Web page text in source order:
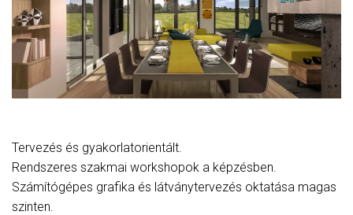
Tervezés és gyakorlatorientált.
Rendszeres szakmai workshopok a képzésben.
Számítógépes grafika és látványtervezés oktatása magas
szinten.